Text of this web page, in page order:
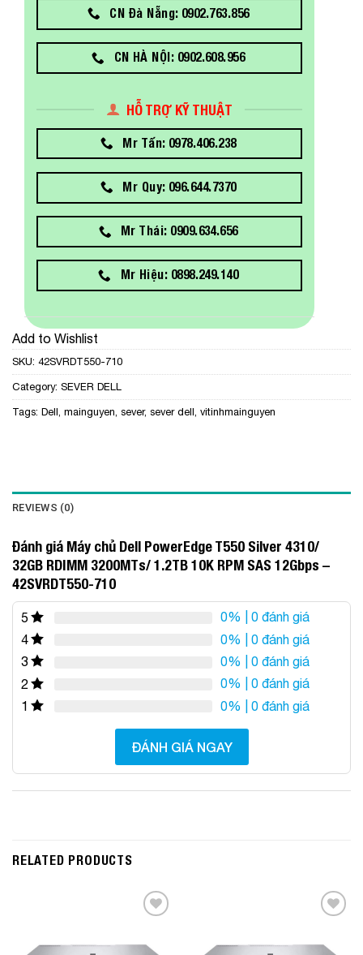
CN Đà Nẵng: 0902.763.856
CN HÀ NỘI: 0902.608.956
HỖ TRỢ KỸ THUẬT
Mr Tấn: 0978.406.238
Mr Quy: 096.644.7370
Mr Thái: 0909.634.656
Mr Hiệu: 0898.249.140
Add to Wishlist
SKU: 42SVRDT550-710
Category: SEVER DELL
Tags: Dell mainguyen sever, sever dell vitinhmainguyen
REVIEWS (0)
Đánh giá Máy chủ Dell PowerEdge T550 Silver 4310/
32GB RDIMM 3200MTs/ 1.2TB 10K RPM SAS 12Gbps –
42SVRDT550-710
5 0% | 0 đánh giá
4
0% | 0 đánh giá
3
0% | 0 đánh giá
2
0% | 0 đánh giá
1
0% | 0 đánh giá
ĐÁNH GIÁ NGAY
RELATED PRODUCTS